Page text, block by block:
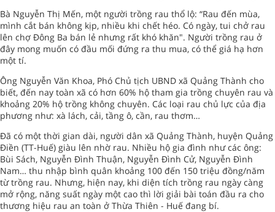
Bà Nguyễn Thị Mến, một người trồng rau thổ lộ: “Rau đến mùa,
mình cắt bán không kịp, nhiều khi chết héo. Có ngày, tui chở rau
lên chợ Đông Ba bán lẻ nhưng rất khó khăn". Người trồng rau ở
đây mong muốn có đầu mối đứng ra thu mua, có thể giá hạ hơn
một tí.
Ông Nguyễn Văn Khoa, Phó Chủ tịch UBND xã Quảng Thành cho
biết, đến nay toàn xã có hơn 60% hộ tham gia trồng chuyên rau và
khoảng 20% hộ trồng không chuyên. Các loại rau chủ lực của địa
phương như: xà lách, cải, tầng ô, cần, rau thơm…
Đã có một thời gian dài, người dân xã Quảng Thành, huyện Quảng
Điền (TT-Huế) giàu lên nhờ rau. Nhiều hộ gia đình như các ông:
Bùi Sách, Nguyễn Đình Thuận, Nguyễn Đình Cử, Nguyễn Đình
Nam… thu nhập bình quân khoảng 100 đến 150 triệu đồng/năm
từ trồng rau. Nhưng, hiện nay, khi diện tích trồng rau ngày càng
mở rộng, năng suất ngày một cao thì lời giải bài toán đầu ra cho
thương hiệu rau an toàn ở Thừa Thiên - Huế đang bí.